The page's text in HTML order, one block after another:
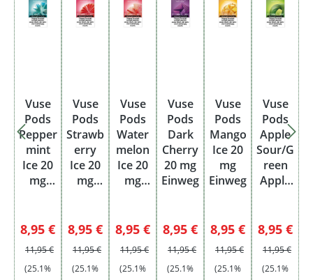
Vuse
Pods
Pepper
mint
Ice 20
mg
Verkaufspreis:
8,95 €
Regulärer Preis:
11,95 €
(25.1%
Vuse
Pods
Strawb
erry
Ice 20
mg
Verkaufspreis:
8,95 €
Regulärer Preis:
11,95 €
(25.1%
Vuse
Pods
Water
melon
Ice 20
mg
Verkaufspreis:
8,95 €
Regulärer Preis:
11,95 €
(25.1%
Vuse
Pods
Dark
Cherry
20 mg
Einweg
Verkaufspreis:
8,95 €
Regulärer Preis:
11,95 €
(25.1%
Vuse
Pods
Mango
Ice 20
mg
Einweg
Verkaufspreis:
8,95 €
Regulärer Preis:
11,95 €
(25.1%
Vuse
Pods
Apple
Sour/G
reen
Apple
8,95 €
Regulärer
11,95 €
(25.1%